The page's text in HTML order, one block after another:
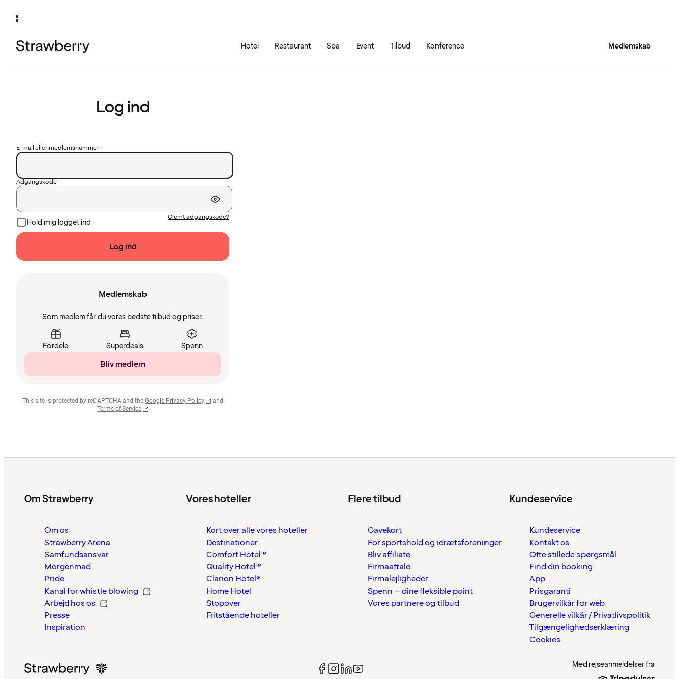
Hotel Restaurant Spa Event Tilbud Konference Medlemskab
Log ind
E-mail eller medlemsnummer
Adgangskode
Hold mig logget ind
Glemt adgangskode?
Log ind
Medlemskab
Som medlem får du vores bedste tilbud og priser.
Fordele Superdeals Spenn
Bliv medlem
This site is protected by reCAPTCHA and the Google Privacy Policy
and
Terms of Service
Om Strawberry
Om os
Strawberry Arena
Samfundsansvar
Morgenmad
Pride
Kanal for whistle blowing
Arbejd hos os
Presse
Inspiration
Vores hoteller
Kort over alle vores hoteller
Destinationer
Comfort Hotel™
Quality Hotel™
Clarion Hotel®
Home Hotel
Stopover
Fritstående hoteller
Flere tilbud
Gavekort
For sportshold og idrætsforeninger
Bliv affiliate
Firmaaftale
Firmalejligheder
Spenn – dine fleksible point
Vores partnere og tilbud
Kundeservice
Kundeservice
Kontakt os
Ofte stillede spørgsmål
Find din booking
App
Prisgaranti
Brugervilkår for web
Generelle vilkår / Privatlivspolitik
Tilgængelighedserklæring
Cookies
Med rejseanmeldelser fra